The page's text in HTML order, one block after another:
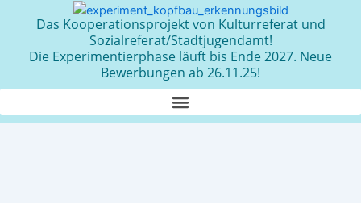
Das Kooperationsprojekt von Kulturreferat und
Sozialreferat/Stadtjugendamt!
Die Experimentierphase läuft bis Ende 2027. Neue
Bewerbungen ab 26.11.25!